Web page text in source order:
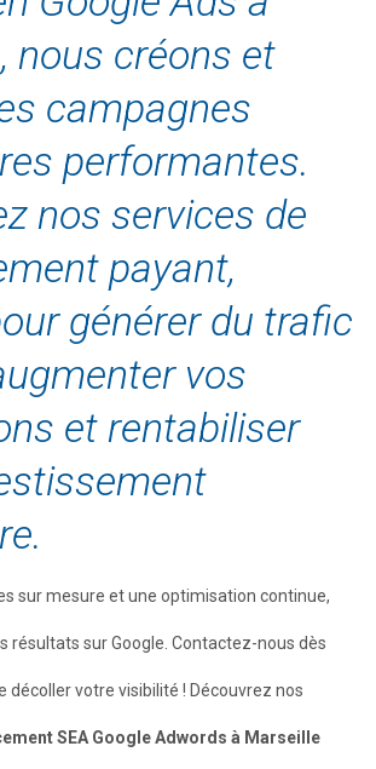
nous créons et
campagnes
performantes.
nos services de
payant,
générer du trafic
vos
et rentabiliser
sur mesure et une optimisation continue,
résultats sur Google. Contactez-nous dès
décoller votre visibilité ! Découvrez nos
SEA Google Adwords à Marseille